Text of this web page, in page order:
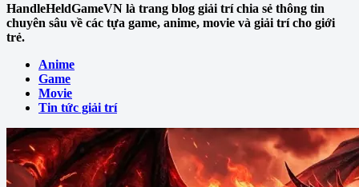
HandleHeldGameVN là trang blog giải trí chia sẻ thông tin
chuyên sâu về các tựa game, anime, movie và giải trí cho giới
trẻ.
Anime
Game
Movie
Tin tức giải trí